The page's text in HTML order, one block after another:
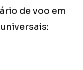
de voo em